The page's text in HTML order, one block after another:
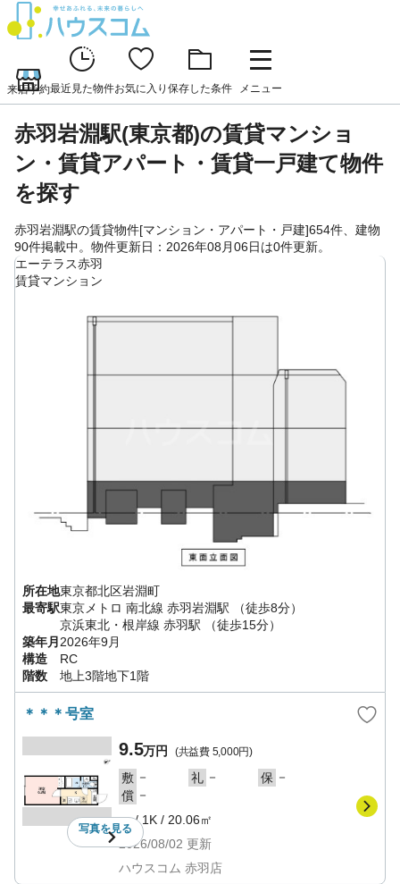
来店予約最近見た物件お気に入り 保存した条件 メニュー
赤羽岩淵駅(東京都)の賃貸マンショ
ン・賃貸アパート・賃貸一戸建て物件
を探す
赤羽岩淵駅の賃貸物件[マンション・アパート・戸建]654件、建物
90件掲載中。物件更新日：2026年08月06日は0件更新。
エーテラス赤羽
賃貸マンション
所在地東京都北区岩淵町
最寄駅東京メトロ 南北線 赤羽岩淵駅
（徒歩8分）
京浜東北・根岸線 赤羽駅
（徒歩15分）
築年月 2026年9月
構造
RC
階数
地上3階地下1階
＊＊＊号室
写真を見る
9.5万円 (共益費 5,000円)
敷 － 礼 － 保 －
償 －
－/1K / 20.06㎡
2026/08/02 更新
ハウスコム 赤羽店